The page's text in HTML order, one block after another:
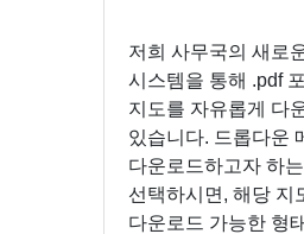
저희 사무국의 새로
시스템을 통해 .pdf
지도를 자유롭게 다
있습니다. 드롭다운
다운로드하고자 하
선택하시면, 해당 지
다운로드 가능한 형